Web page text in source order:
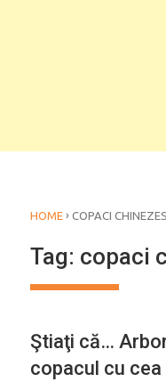
HOME › COPACI
Tag: copaci
Ştiaţi că…
copacul cu